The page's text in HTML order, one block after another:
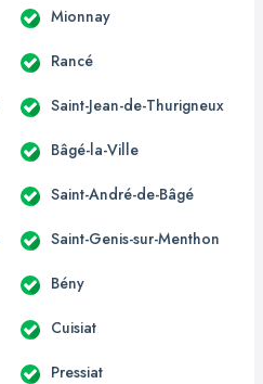
Mionnay
Rancé
Saint-Jean-de-Thurigneux
Bâgé-la-Ville
Saint-André-de-Bâgé
Saint-Genis-sur-Menthon
Bény
Cuisiat
Pressiat